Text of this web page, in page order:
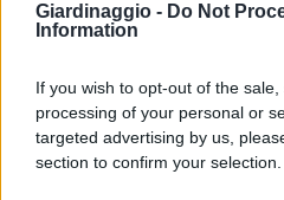
Giardinaggio - Do Not
Information
If you wish to opt-out of the
processing of your personal or
targeted advertising by us,
section to confirm your selection.